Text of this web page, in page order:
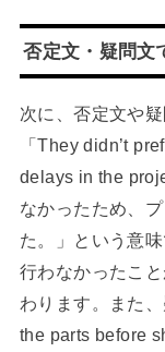
否定文・疑問文
次に、否定文や
「They didn’t
delays in the
なかったため、
た。」という意
行わなかったこ
わります。また
the parts before